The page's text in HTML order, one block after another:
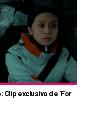
exclusivo de 'For